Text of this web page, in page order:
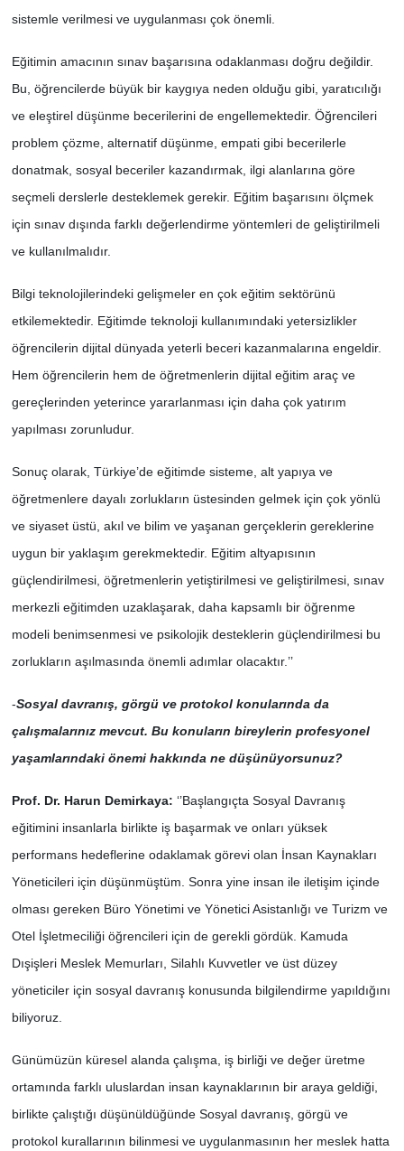
sistemle verilmesi ve uygulanması çok önemli.
Eğitimin amacının sınav başarısına odaklanması doğru değildir.
Bu, öğrencilerde büyük bir kaygıya neden olduğu gibi, yaratıcılığı
ve eleştirel düşünme becerilerini de engellemektedir. Öğrencileri
problem çözme, alternatif düşünme, empati gibi becerilerle
donatmak, sosyal beceriler kazandırmak, ilgi alanlarına göre
seçmeli derslerle desteklemek gerekir. Eğitim başarısını ölçmek
için sınav dışında farklı değerlendirme yöntemleri de geliştirilmeli
ve kullanılmalıdır.
Bilgi teknolojilerindeki gelişmeler en çok eğitim sektörünü
etkilemektedir. Eğitimde teknoloji kullanımındaki yetersizlikler
öğrencilerin dijital dünyada yeterli beceri kazanmalarına engeldir.
Hem öğrencilerin hem de öğretmenlerin dijital eğitim araç ve
gereçlerinden yeterince yararlanması için daha çok yatırım
yapılması zorunludur.
Sonuç olarak, Türkiye’de eğitimde sisteme, alt yapıya ve
öğretmenlere dayalı zorlukların üstesinden gelmek için çok yönlü
ve siyaset üstü, akıl ve bilim ve yaşanan gerçeklerin gereklerine
uygun bir yaklaşım gerekmektedir. Eğitim altyapısının
güçlendirilmesi, öğretmenlerin yetiştirilmesi ve geliştirilmesi, sınav
merkezli eğitimden uzaklaşarak, daha kapsamlı bir öğrenme
modeli benimsenmesi ve psikolojik desteklerin güçlendirilmesi bu
zorlukların aşılmasında önemli adımlar olacaktır.’’
-Sosyal davranış, görgü ve protokol konularında da
çalışmalarınız mevcut. Bu konuların bireylerin profesyonel
yaşamlarındaki önemi hakkında ne düşünüyorsunuz?
Prof. Dr. Harun Demirkaya: ‘’Başlangıçta Sosyal Davranış
eğitimini insanlarla birlikte iş başarmak ve onları yüksek
performans hedeflerine odaklamak görevi olan İnsan Kaynakları
Yöneticileri için düşünmüştüm. Sonra yine insan ile iletişim içinde
olması gereken Büro Yönetimi ve Yönetici Asistanlığı ve Turizm ve
Otel İşletmeciliği öğrencileri için de gerekli gördük. Kamuda
Dışişleri Meslek Memurları, Silahlı Kuvvetler ve üst düzey
yöneticiler için sosyal davranış konusunda bilgilendirme yapıldığını
biliyoruz.
Günümüzün küresel alanda çalışma, iş birliği ve değer üretme
ortamında farklı uluslardan insan kaynaklarının bir araya geldiği,
birlikte çalıştığı düşünüldüğünde Sosyal davranış, görgü ve
protokol kurallarının bilinmesi ve uygulanmasının her meslek hatta